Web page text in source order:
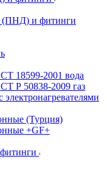
и фитинги
18599-2001 вода
Р 50838-2009 газ
(Турция)
+GF+